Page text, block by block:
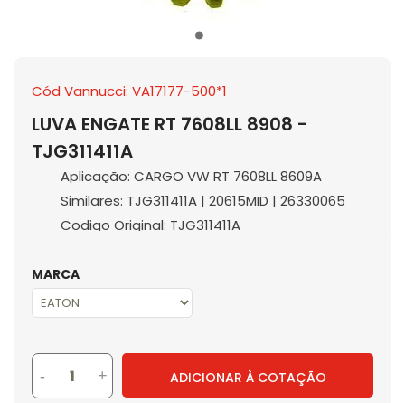
Cód Vannucci: VA17177-500*1
LUVA ENGATE RT 7608LL 8908 -
TJG311411A
Aplicação: CARGO VW RT 7608LL 8609A
Similares: TJG311411A | 20615MID | 26330065
Codigo Original: TJG311411A
MARCA
- + ADICIONAR À COTAÇÃO